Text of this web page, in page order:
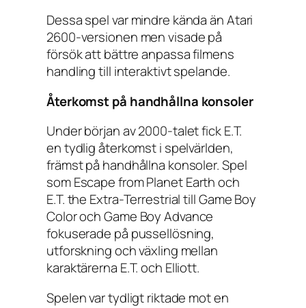
Dessa spel var mindre kända än Atari
2600-versionen men visade på
försök att bättre anpassa filmens
handling till interaktivt spelande.
Återkomst på handhållna konsoler
Under början av 2000-talet fick E.T.
en tydlig återkomst i spelvärlden,
främst på handhållna konsoler. Spel
somEscape from Planet Earthoch
E.T. the Extra-Terrestrialtill Game Boy
Color och Game Boy Advance
fokuserade på pussellösning,
utforskning och växling mellan
karaktärerna E.T. och Elliott.
Spelen var tydligt riktade mot en